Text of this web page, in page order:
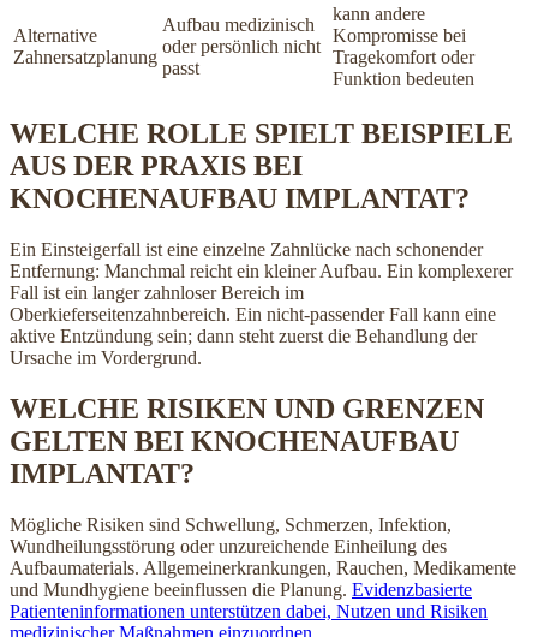
Alternative
Zahnersatzplanung
Aufbau medizinisch
oder persönlich nicht
passt
kann andere
Kompromisse bei
Tragekomfort oder
Funktion bedeuten
WELCHE ROLLE SPIELT BEISPIELE
AUS DER PRAXIS BEI
KNOCHENAUFBAU IMPLANTAT?
Ein Einsteigerfall ist eine einzelne Zahnlücke nach schonender
Entfernung: Manchmal reicht ein kleiner Aufbau. Ein komplexerer
Fall ist ein langer zahnloser Bereich im
Oberkieferseitenzahnbereich. Ein nicht-passender Fall kann eine
aktive Entzündung sein; dann steht zuerst die Behandlung der
Ursache im Vordergrund.
WELCHE RISIKEN UND GRENZEN
GELTEN BEI KNOCHENAUFBAU
IMPLANTAT?
Mögliche Risiken sind Schwellung, Schmerzen, Infektion,
Wundheilungsstörung oder unzureichende Einheilung des
Aufbaumaterials. Allgemeinerkrankungen, Rauchen, Medikamente
und Mundhygiene beeinflussen die Planung. Evidenzbasierte
Patienteninformationen unterstützen dabei, Nutzen und Risiken
medizinischer Maßnahmen einzuordnen